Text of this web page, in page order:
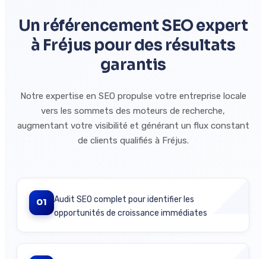
Un référencement SEO expert
à Fréjus pour des résultats
garantis
Notre expertise en SEO propulse votre entreprise locale
vers les sommets des moteurs de recherche,
augmentant votre visibilité et générant un flux constant
de clients qualifiés à Fréjus.
01
Audit SEO complet pour identifier les
opportunités de croissance immédiates